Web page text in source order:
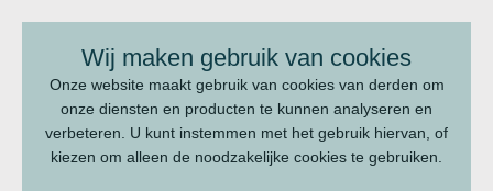
Wij maken gebruik van cookies
Onze website maakt gebruik van cookies van derden om
onze diensten en producten te kunnen analyseren en
verbeteren. U kunt instemmen met het gebruik hiervan, of
kiezen om alleen de noodzakelijke cookies te gebruiken.
BEL ONS:070 - 322 20 22